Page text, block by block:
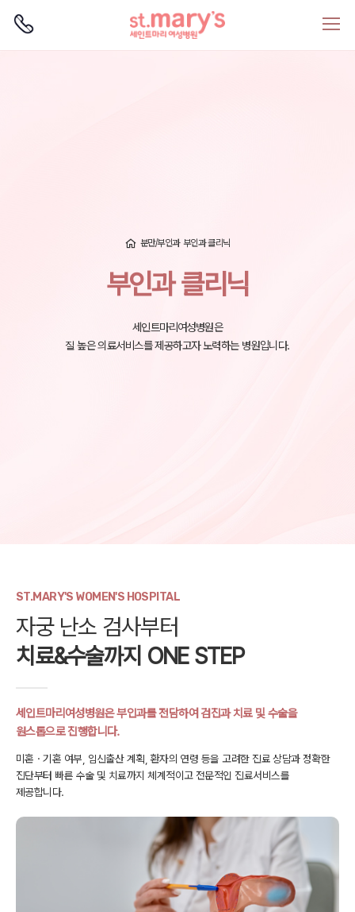
분만/부인과 부인과 클리닉
부인과 클리닉
세인트마리여성병원은
질 높은 의료서비스를 제공하고자 노력하는 병원입니다.
ST.MARY'S WOMEN'S HOSPITAL
자궁 난소 검사부터
치료&수술까지 ONE STEP
세인트마리여성병원은 부인과를 전담하여 검진과치료 및 수술을
원스톱으로 진행합니다.
미혼ㆍ기혼 여부, 임신출산 계획, 환자의 연령 등을 고려한 진료 상담과정확한
진단부터 빠른 수술 및 치료까지 체계적이고 전문적인 진료서비스를
제공합니다.